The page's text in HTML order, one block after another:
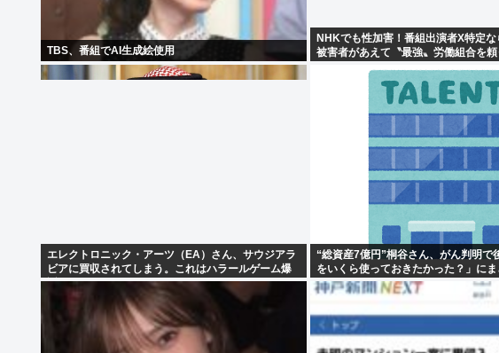
TBS、番組でAI生成絵使用
NHKでも性加害！番組出演者X特定な
被害者があえて〝最強〟労働組合を
エレクトロニック・アーツ（EA）さん、サウジアラ
ビアに買収されてしまう。これはハラールゲーム爆
誕か
“総資産7億円”桐谷さん、がん判明
をいくら使っておきたかった？」に